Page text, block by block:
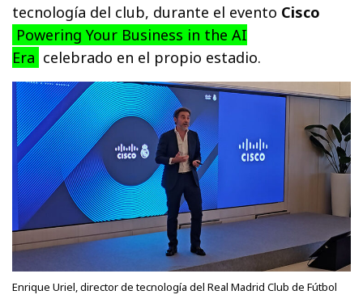
tecnología del club, durante el evento Cisco
Powering Your Business in the AI
Era celebrado en el propio estadio.
Enrique Uriel, director de tecnología del Real Madrid Club de Fútbol